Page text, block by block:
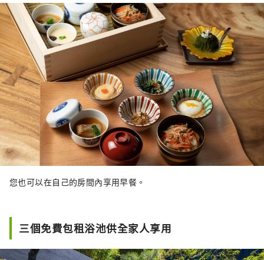
您也可以在自己的房間內享用早餐。
三個免費包租浴池供全家人享用